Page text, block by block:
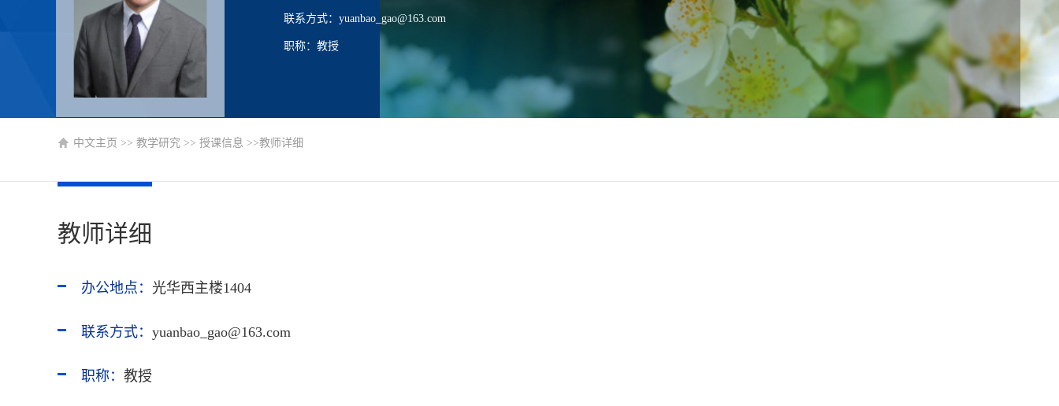
联系方式：yuanbao_gao@163.com
职称：教授
中文主页 >> 教学研究 >> 授课信息 >>教师详细
教师详细
办公地点： 光华西主楼1404
联系方式： yuanbao_gao@163.com
职称： 教授